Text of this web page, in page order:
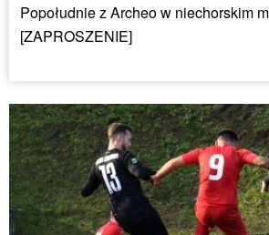
Popołudnie z Archeo w niechorskim
[ZAPROSZENIE]